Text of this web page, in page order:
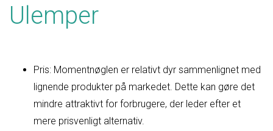
Ulemper
Pris: Momentnøglen er relativt dyr sammenlignet med
lignende produkter på markedet. Dette kan gøre det
mindre attraktivt for forbrugere, der leder efter et
mere prisvenligt alternativ.